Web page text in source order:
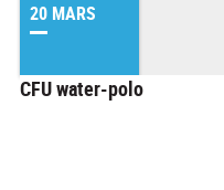
20 MARS
CFU water-polo